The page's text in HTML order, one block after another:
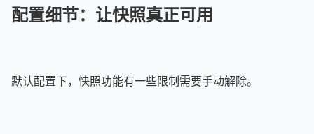
配置细节：让快照真正可用
默认配置下，快照功能有一些限制需要手动解除。